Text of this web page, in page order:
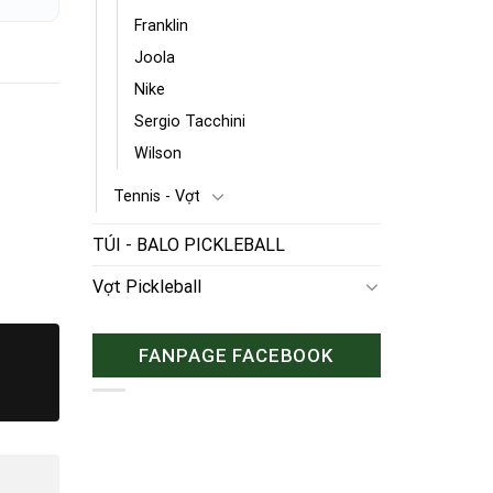
Franklin
Joola
Nike
Sergio Tacchini
Wilson
Tennis - Vợt
TÚI - BALO PICKLEBALL
Vợt Pickleball
FANPAGE FACEBOOK